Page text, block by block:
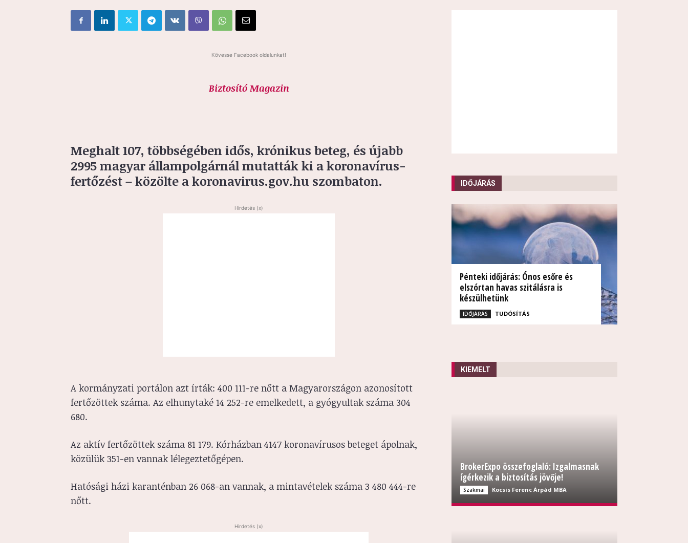
Kövesse Facebook oldalunkat!
Biztosító Magazin
Meghalt 107, többségében idős, krónikus beteg, és újabb
2995 magyar állampolgárnál mutatták ki a koronavírus-
fertőzést – közölte a koronavirus.gov.hu szombaton.
Hirdetés (x)
A kormányzati portálon azt írták: 400 111-re nőtt a Magyarországon azonosított
fertőzöttek száma. Az elhunytaké 14 252-re emelkedett, a gyógyultak száma 304
680.
Az aktív fertőzöttek száma 81 179. Kórházban 4147 koronavírusos beteget ápolnak,
közülük 351-en vannak lélegeztetőgépen.
Hatósági házi karanténban 26 068-an vannak, a mintavételek száma 3 480 444-re
nőtt.
Hirdetés (x)
IDŐJÁRÁS
Pénteki időjárás: Ónos esőre és
elszórtan havas szitálásra is
készülhetünk
IDŐJÁRÁS TUDÓSÍTÁS
KIEMELT
BrokerExpo összefoglaló: Izgalmasnak
ígérkezik a biztosítás jövője!
Szakmai Kocsis Ferenc Árpád MBA